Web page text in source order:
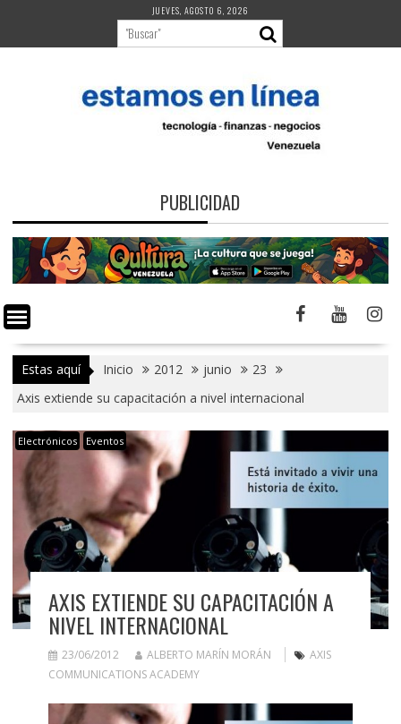
contenido
JUEVES, AGOSTO 6, 2026
PUBLICIDAD
Estas aquí Inicio 2012 junio
23
Axis extiende su capacitación a nivel internacional
Electrónicos Eventos
AXIS EXTIENDE SU CAPACITACIÓN A
NIVEL INTERNACIONAL
23/06/2012 ALBERTO MARÍN MORÁN
AXIS
COMMUNICATIONS ACADEMY